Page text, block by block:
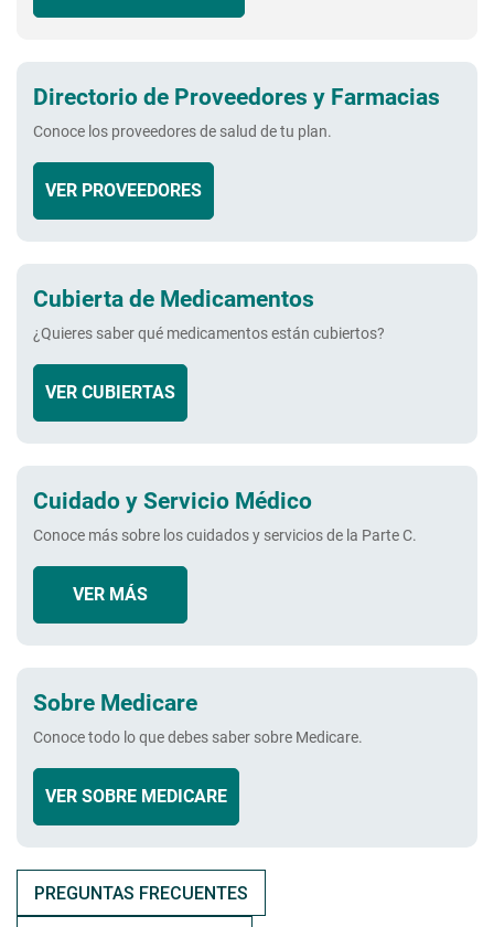
Directorio de Proveedores y Farmacias
Conoce los proveedores de salud de tu plan.
VER PROVEEDORES
Cubierta de Medicamentos
¿Quieres saber qué medicamentos están cubiertos?
VER CUBIERTAS
Cuidado y Servicio Médico
Conoce más sobre los cuidados y servicios de la Parte C.
VER MÁS
Sobre Medicare
Conoce todo lo que debes saber sobre Medicare.
VER SOBRE MEDICARE
PREGUNTAS FRECUENTES